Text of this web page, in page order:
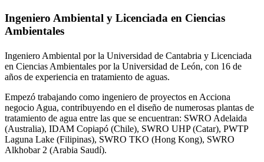
Ingeniero Ambiental y Licenciada en Ciencias
Ambientales
Ingeniero Ambiental por la Universidad de Cantabria y Licenciada
en Ciencias Ambientales por la Universidad de León, con 16 de
años de experiencia en tratamiento de aguas.
Empezó trabajando como ingeniero de proyectos en Acciona
negocio Agua, contribuyendo en el diseño de numerosas plantas de
tratamiento de agua entre las que se encuentran: SWRO Adelaida
(Australia), IDAM Copiapó (Chile), SWRO UHP (Catar), PWTP
Laguna Lake (Filipinas), SWRO TKO (Hong Kong), SWRO
Alkhobar 2 (Arabia Saudí).